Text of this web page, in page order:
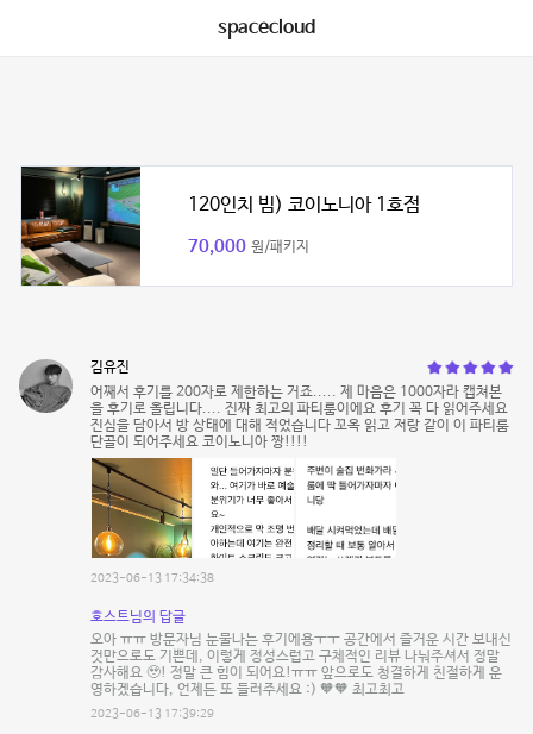
spacecloud
120인치 빔) 코이노니아 1호점
70,000 원/패키지
김유진
어째서 후기를 200자로 제한하는 거죠..... 제 마음은 1000자라 캡쳐본
을 후기로 올립니다.... 진짜 최고의 파티룸이에요 후기 꼭 다 읽어주세요
진심을 담아서 방 상태에 대해 적었습니다 꼬옥 읽고 저랑 같이 이 파티룸
단골이 되어주세요 코이노니아 짱!!!!
2023-06-13 17:34:38
호스트님의 답글
오아 ㅠㅠ 방문자님 눈물나는 후기에용ㅜㅜ 공간에서 즐거운 시간 보내신
것만으로도 기쁜데, 이렇게 정성스럽고 구체적인 리뷰 나눠주셔서 정말
감사해요 🥹! 정말 큰 힘이 되어요!ㅠㅠ 앞으로도 청결하게 친절하게 운
영하겠습니다, 언제든 또 들러주세요 :) 🧡🧡 최고최고
2023-06-13 17:39:29